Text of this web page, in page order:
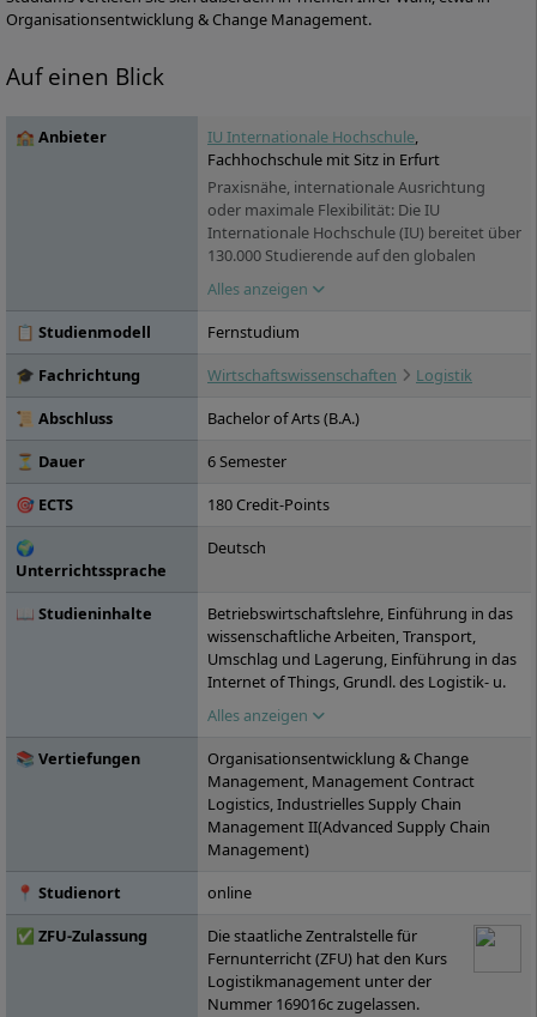
Organisationsentwicklung & Change Management.
Auf einen Blick
🏫 Anbieter IU Internationale Hochschule,
Fachhochschule mit Sitz in Erfurt
Praxisnähe, internationale Ausrichtung
oder maximale Flexibilität: Die IU
Internationale Hochschule (IU) bereitet über
130.000 Studierende auf den globalen
Arbeitsmarkt vor. Sie versammelt unter
ihrem Dach über 100 Studienprogramme,
die in zwei voneinander unabhängigen
das IU Duale Studium sowie das IU
Studierenden ein Netzwerk von
Wirtschaft: über 15.000 Unternehmen
kooperiert, darunter die ZURICH
2000 gegründet wurde, ist inzwischen in 25
Alles anzeigen
📋 Studienmodell
Fernstudium
🎓 Fachrichtung
Wirtschaftswissenschaften
Logistik
📜 Abschluss
Bachelor of Arts (B.A.)
⏳ Dauer
6 Semester
🎯 ECTS
180 Credit-Points
🌍
Unterrichtssprache
Deutsch
📖 Studieninhalte
Betriebswirtschaftslehre, Einführung in das
wissenschaftliche Arbeiten, Transport,
Umschlag und Lagerung, Einführung in das
Internet of Things, Grundl. des Logistik- u.
Prozessmanagements, IT-
Projektmanagement, Kosten- u.
Leistungsrechnung, Kollaboratives
Arbeiten, Digitale Business-Modelle,
Logistik- und Prozessanalyse, Design
Thinking, Projekt: Produktion und Logistik,
Unterstützende Funktionen im
Unternehmen, Ökonomie und Markt,
Statistik, Supply Chain Management I,
Produktion, Entwurf und Planung
logistischer Systeme, Investition und
Finanzierung, Interkulturelle und ethische
Handlungskompetenz, Data Analytics und
Alles anzeigen
📚 Vertiefungen
Organisationsentwicklung & Change
Management, Management Contract
Logistics, Industrielles Supply Chain
Management II(Advanced Supply Chain
Management)
📍 Studienort
online
✅ ZFU-Zulassung
Die staatliche Zentralstelle für
Fernunterricht (ZFU) hat den Kurs
Logistikmanagement unter der
Nummer 169016c zugelassen.